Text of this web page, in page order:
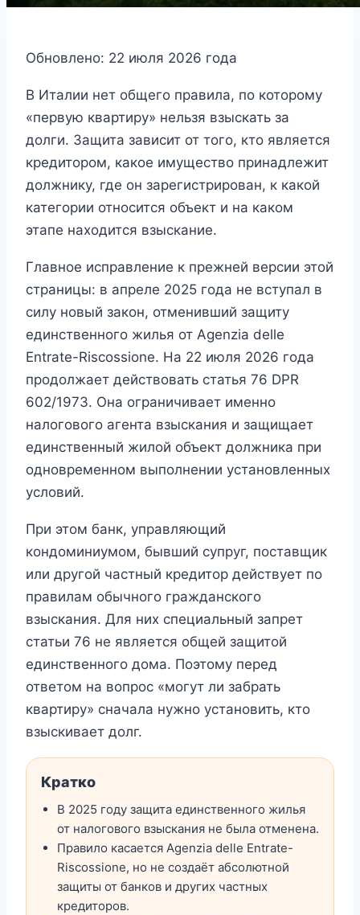
Обновлено: 22 июля 2026 года
В Италии нет общего правила, по которому
«первую квартиру» нельзя взыскать за
долги. Защита зависит от того, кто является
кредитором, какое имущество принадлежит
должнику, где он зарегистрирован, к какой
категории относится объект и на каком
этапе находится взыскание.
Главное исправление к прежней версии этой
страницы: в апреле 2025 года не вступал в
силу новый закон, отменивший защиту
единственного жилья от Agenzia delle
Entrate-Riscossione. На 22 июля 2026 года
продолжает действовать статья 76 DPR
602/1973. Она ограничивает именно
налогового агента взыскания и защищает
единственный жилой объект должника при
одновременном выполнении установленных
условий.
При этом банк, управляющий
кондоминиумом, бывший супруг, поставщик
или другой частный кредитор действует по
правилам обычного гражданского
взыскания. Для них специальный запрет
статьи 76 не является общей защитой
единственного дома. Поэтому перед
ответом на вопрос «могут ли забрать
квартиру» сначала нужно установить, кто
взыскивает долг.
Кратко
В 2025 году защита единственного жилья
от налогового взыскания не была отменена.
Правило касается Agenzia delle Entrate-
Riscossione, но не создаёт абсолютной
защиты от банков и других частных
кредиторов.